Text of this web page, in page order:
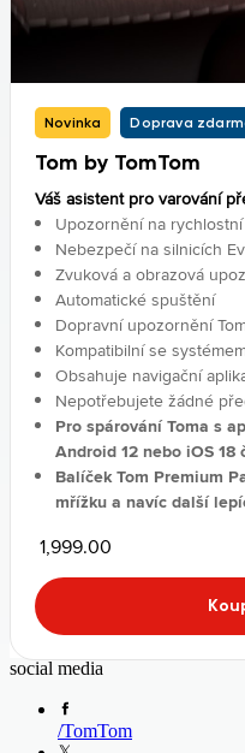
Novinka Doprava
Tom by TomTom
Váš asistent pro varování
Upozornění na
Nebezpečí na silnicích
Zvuková a obrazová
Automatické spuštění
Dopravní upozornění
Kompatibilní se
Obsahuje navigační
Nepotřebujete žádné
Pro spárování Toma s
Android 12 nebo iOS 18
Balíček Tom Premium
mřížku a navíc další
1,999.00
social media
/TomTom